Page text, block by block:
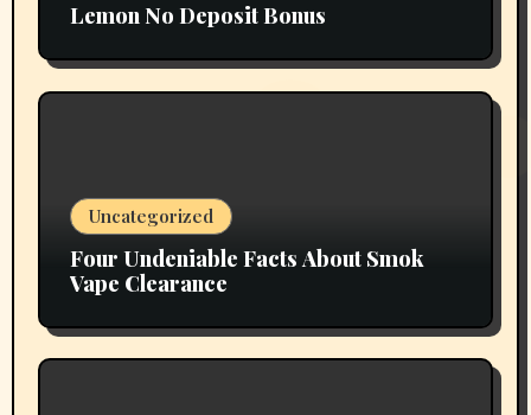
Lemon No Deposit Bonus
Uncategorized
Four Undeniable Facts About Smok
Vape Clearance